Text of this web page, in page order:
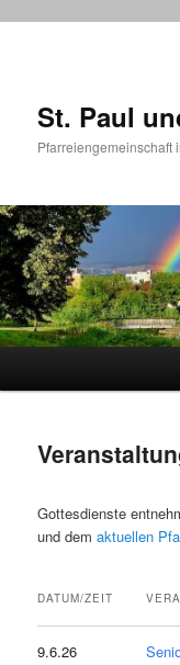
St. Paul
Pfarreiengemeinschaft
Gottesdienste
und demaktuellen
DATUM/ZEIT
9.6.26